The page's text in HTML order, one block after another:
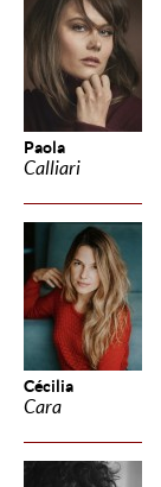
Paola
Calliari
Cécilia
Cara